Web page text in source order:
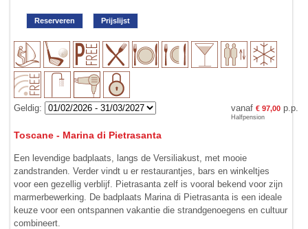
Reserveren Prijslijst
Geldig: vanaf € 97,00p.p.
Halfpension
Toscane - Marina di Pietrasanta
Een levendige badplaats, langs de Versiliakust, met mooie
zandstranden. Verder vindt u er restaurantjes, bars en winkeltjes
voor een gezellig verblijf. Pietrasanta zelf is vooral bekend voor zijn
marmerbewerking. De badplaats Marina di Pietrasanta is een ideale
keuze voor een ontspannen vakantie die strandgenoegens en cultuur
combineert.